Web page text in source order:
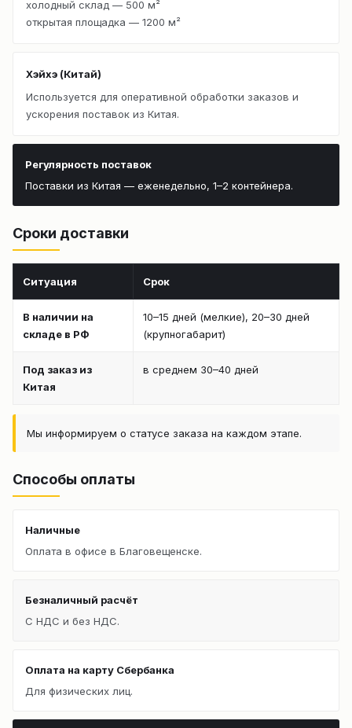
холодный склад — 500 м²
открытая площадка — 1200 м²
Хэйхэ (Китай)
Используется для оперативной обработки заказов и
ускорения поставок из Китая.
Регулярность поставок
Поставки из Китая — еженедельно, 1–2 контейнера.
Сроки доставки
Ситуация Срок
В наличии на
складе в РФ
10–15 дней (мелкие), 20–30 дней
(крупногабарит)
Под заказ из
Китая
в среднем 30–40 дней
Мы информируем о статусе заказа на каждом этапе.
Способы оплаты
Наличные
Оплата в офисе в Благовещенске.
Безналичный расчёт
С НДС и без НДС.
Оплата на карту Сбербанка
Для физических лиц.